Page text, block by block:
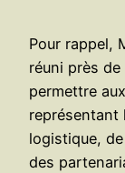
Pour rappel,
réuni près
permettre
représentant
logistique,
des